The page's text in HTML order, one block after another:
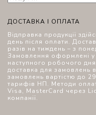
ДОСТАВКА І ОПЛАТА
Відправка продукції
день після оплати.
разів на тиждень – з
Замовлення оформлені у
наступного робочого
доставка для замовлень
замовлень вартістю до
тарифів НП. Методи
Visa, MasterCard через
компанії.